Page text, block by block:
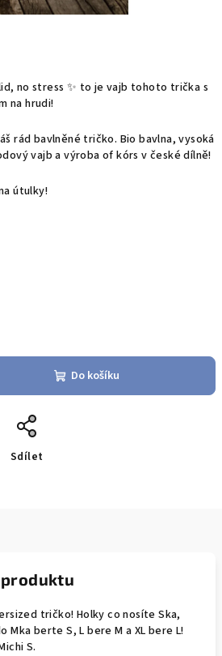
no stress ✨ to je vajb tohoto trička s
na hrudi!
rád bavlněné tričko. Bio bavlna, vysoká
vajb a výroba of kórs v české dílně!
útulky!
Do košíku
Sdílet
tričko! Holky co nosíte Ska,
Mka berte S, L bere M a XL bere L!
S.